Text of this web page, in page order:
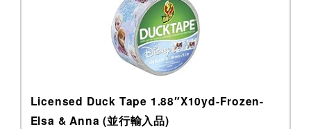
Licensed Duck Tape 1.88″X10yd-Frozen-
Elsa & Anna (並行輸入品)